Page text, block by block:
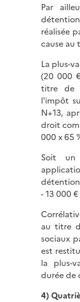
Par
réalisée
cause au
La plus-
(20 000
titre de
l'impôt
N+13,
droit
000 x 65
Soit un
- 13 000
au titre
sociaux
est
la plus-
durée de
4)